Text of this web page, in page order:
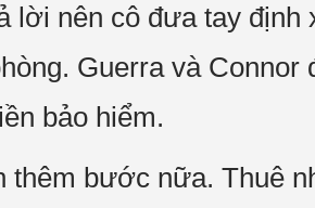
lời nên cô đưa tay
Guerra và Connor
bảo hiểm.
bước nữa. Thuê